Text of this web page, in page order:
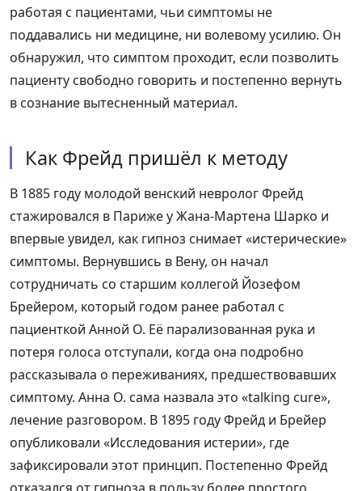
работая с пациентами, чьи симптомы не
поддавались ни медицине, ни волевому усилию. Он
обнаружил, что симптом проходит, если позволить
пациенту свободно говорить и постепенно вернуть
в сознание вытесненный материал.
Как Фрейд пришёл к методу
В 1885 году молодой венский невролог Фрейд
стажировался в Париже у Жана-Мартена Шарко и
впервые увидел, как гипноз снимает «истерические»
симптомы. Вернувшись в Вену, он начал
сотрудничать со старшим коллегой Йозефом
Брейером, который годом ранее работал с
пациенткой Анной О. Её парализованная рука и
потеря голоса отступали, когда она подробно
рассказывала о переживаниях, предшествовавших
симптому. Анна О. сама назвала это «talking cure»,
лечение разговором. В 1895 году Фрейд и Брейер
опубликовали «Исследования истерии», где
зафиксировали этот принцип. Постепенно Фрейд